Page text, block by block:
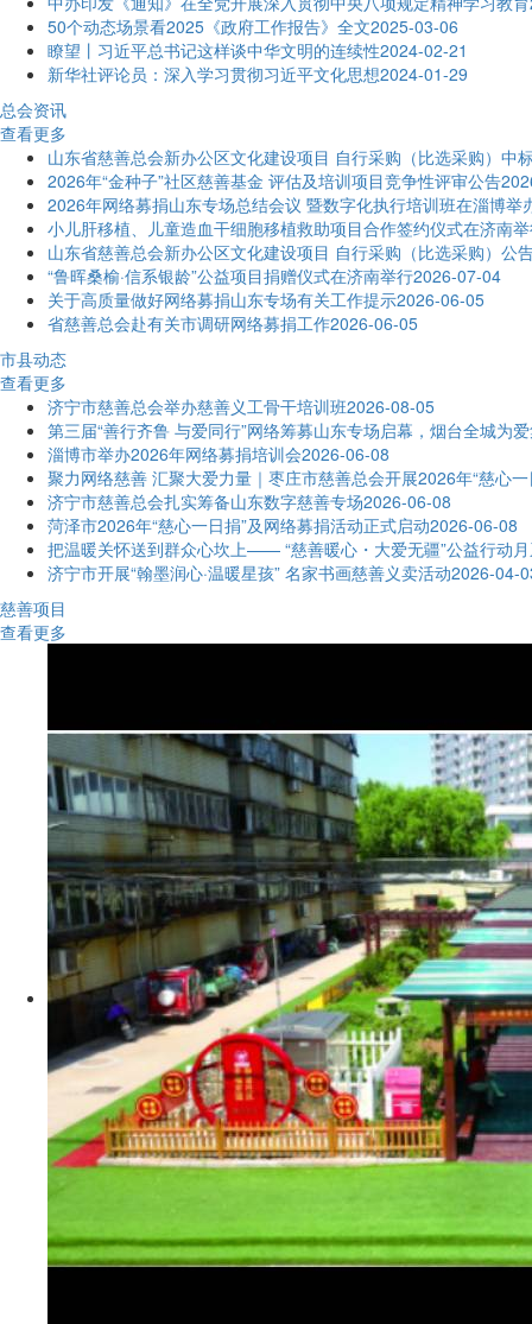
50个动态场景看2025《政府工作报告》全文2025-03-06
瞭望丨习近平总书记这样谈中华文明的连续性2024-02-21
新华社评论员：深入学习贯彻习近平文化思想2024-01-29
总会资讯
查看更多
山东省慈善总会新办公区文化建设项目 自行采购（比选采购）中
2026年“金种子”社区慈善基金 评估及培训项目竞争性评审公告
2026年网络募捐山东专场总结会议 暨数字化执行培训班在淄博举
小儿肝移植、儿童造血干细胞移植救助项目合作签约仪式在济南
山东省慈善总会新办公区文化建设项目 自行采购（比选采购）公
“鲁晖桑榆·信系银龄”公益项目捐赠仪式在济南举行2026-07-04
关于高质量做好网络募捐山东专场有关工作提示2026-06-05
省慈善总会赴有关市调研网络募捐工作2026-06-05
市县动态
查看更多
济宁市慈善总会举办慈善义工骨干培训班2026-08-05
第三届“善行齐鲁 与爱同行”网络筹募山东专场启幕，烟台全城为
淄博市举办2026年网络募捐培训会2026-06-08
聚力网络慈善 汇聚大爱力量｜枣庄市慈善总会开展2026年“慈心
济宁市慈善总会扎实筹备山东数字慈善专场2026-06-08
菏泽市2026年“慈心一日捐”及网络募捐活动正式启动2026-06-08
把温暖关怀送到群众心坎上—— “慈善暖心・大爱无疆”公益行动
济宁市开展“翰墨润心·温暖星孩” 名家书画慈善义卖活动2026-04-
慈善项目
查看更多